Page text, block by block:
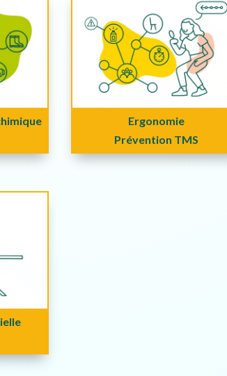
Ergonomie
Prévention TMS